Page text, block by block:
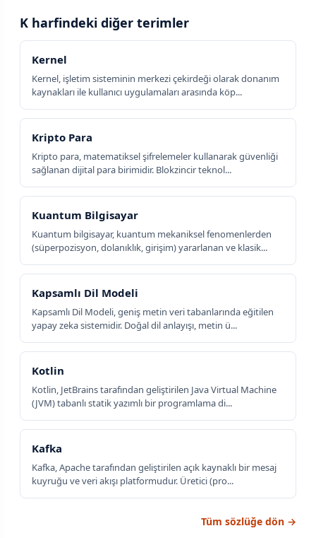
K harfindeki diğer terimler
Kernel
Kernel, işletim sisteminin merkezi çekirdeği olarak donanım
kaynakları ile kullanıcı uygulamaları arasında köp...
Kripto Para
Kripto para, matematiksel şifrelemeler kullanarak güvenliği
sağlanan dijital para birimidir. Blokzincir teknol...
Kuantum Bilgisayar
Kuantum bilgisayar, kuantum mekaniksel fenomenlerden
(süperpozisyon, dolanıklık, girişim) yararlanan ve klasik...
Kapsamlı Dil Modeli
Kapsamlı Dil Modeli, geniş metin veri tabanlarında eğitilen
yapay zeka sistemidir. Doğal dil anlayışı, metin ü...
Kotlin
Kotlin, JetBrains tarafından geliştirilen Java Virtual Machine
(JVM) tabanlı statik yazımlı bir programlama di...
Kafka
Kafka, Apache tarafından geliştirilen açık kaynaklı bir mesaj
kuyruğu ve veri akışı platformudur. Üretici (pro...
Tüm sözlüğe dön →